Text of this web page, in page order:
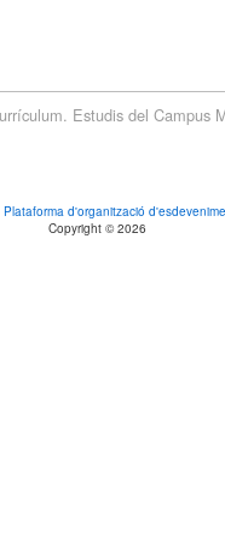
Estudis del Campus
Plataforma d'organització
Copyright © 2026